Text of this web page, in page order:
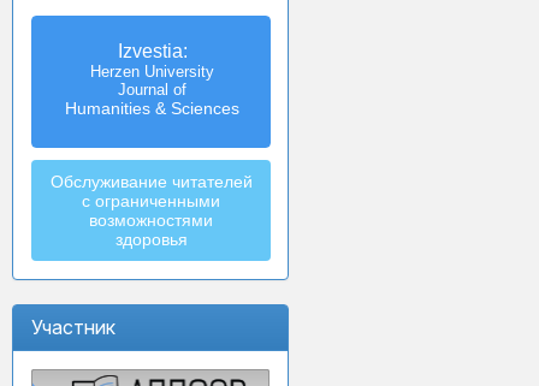
Izvestia:
Herzen University
Journal of
Humanities & Sciences
Обслуживание читателей
с ограниченными
возможностями
здоровья
Участник